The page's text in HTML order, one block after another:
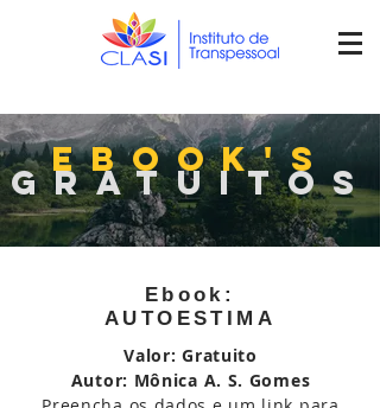
Ebook's
Gratuitos
Ebook:
AUTOESTIMA
Valor: Gratuito
Autor: Mônica A. S. Gomes